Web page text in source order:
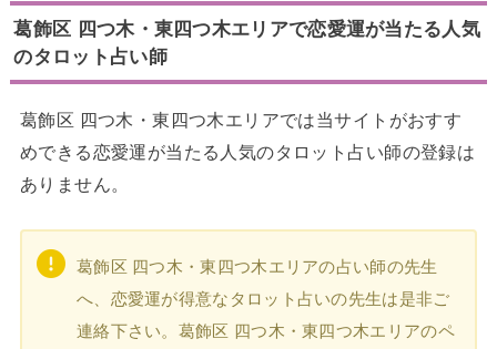
葛飾区 四つ木・東四つ木エリアで恋愛運が当たる人気
のタロット占い師
葛飾区 四つ木・東四つ木エリアでは当サイトがおすす
めできる恋愛運が当たる人気のタロット占い師の登録は
ありません。
葛飾区 四つ木・東四つ木エリアの占い師の先生
へ、恋愛運が得意なタロット占いの先生は是非ご
連絡下さい。葛飾区 四つ木・東四つ木エリアのペ